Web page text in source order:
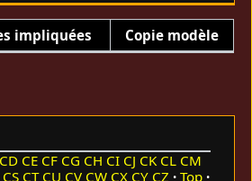
impliquées Copie modèle
CD CE CF CG CH CI CJ CK CL CM
CS CT CU CV CW CX CY CZ
Top